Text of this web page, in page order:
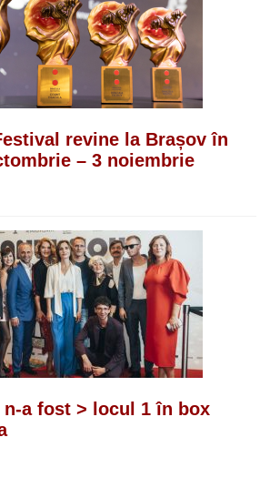
revine la Brașov în
– 3 noiembrie
n-a fost > locul 1 în box